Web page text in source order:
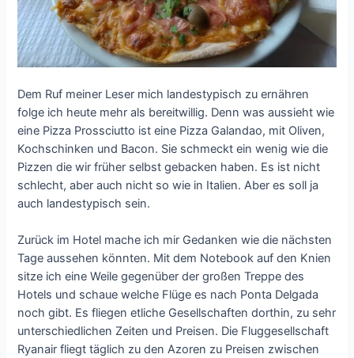
Dem Ruf meiner Leser mich landestypisch zu ernähren
folge ich heute mehr als bereitwillig. Denn was aussieht wie
eine Pizza Prossciutto ist eine Pizza Galandao, mit Oliven,
Kochschinken und Bacon. Sie schmeckt ein wenig wie die
Pizzen die wir früher selbst gebacken haben. Es ist nicht
schlecht, aber auch nicht so wie in Italien. Aber es soll ja
auch landestypisch sein.
Zurück im Hotel mache ich mir Gedanken wie die nächsten
Tage aussehen könnten. Mit dem Notebook auf den Knien
sitze ich eine Weile gegenüber der großen Treppe des
Hotels und schaue welche Flüge es nach Ponta Delgada
noch gibt. Es fliegen etliche Gesellschaften dorthin, zu sehr
unterschiedlichen Zeiten und Preisen. Die Fluggesellschaft
Ryanair fliegt täglich zu den Azoren zu Preisen zwischen